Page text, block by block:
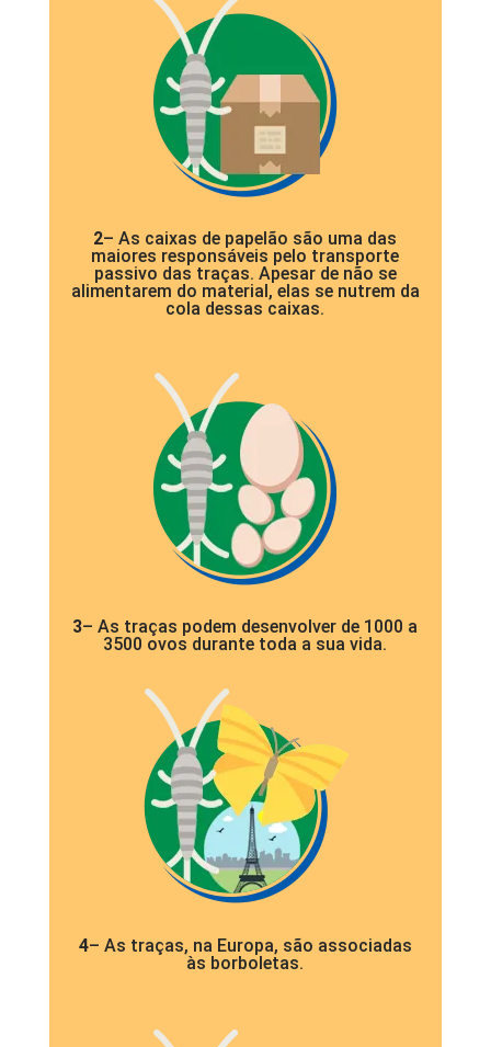
2– As caixas de papelão são uma das
maiores responsáveis pelo transporte
passivo das traças. Apesar de não se
alimentarem do material, elas se nutrem da
cola dessas caixas.
3– As traças podem desenvolver de 1000 a
3500 ovos durante toda a sua vida.
4– As traças, na Europa, são associadas
às borboletas.